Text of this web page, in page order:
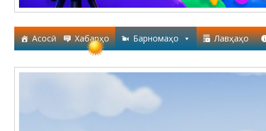
Асосӣ Хабарҳо Барномаҳо Лавҳаҳо